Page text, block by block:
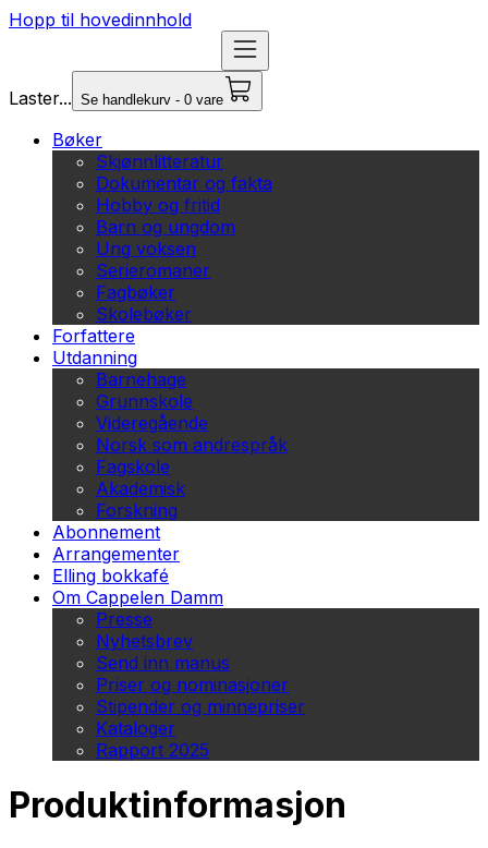
Hopp til hovedinnhold
Laster... Se handlekurv - 0 vare
Bøker
Skjønnlitteratur
Dokumentar og fakta
Hobby og fritid
Barn og ungdom
Ung voksen
Serieromaner
Fagbøker
Skolebøker
Forfattere
Utdanning
Barnehage
Grunnskole
Videregående
Norsk som andrespråk
Fagskole
Akademisk
Forskning
Abonnement
Arrangementer
Elling bokkafé
Om Cappelen Damm
Presse
Nyhetsbrev
Send inn manus
Priser og nominasjoner
Stipender og minnepriser
Kataloger
Rapport 2025
Produktinformasjon